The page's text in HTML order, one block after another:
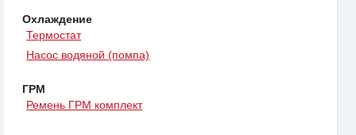
Охлаждение
Термостат
Насос водяной (помпа)
ГРМ
Ремень ГРМ комплект